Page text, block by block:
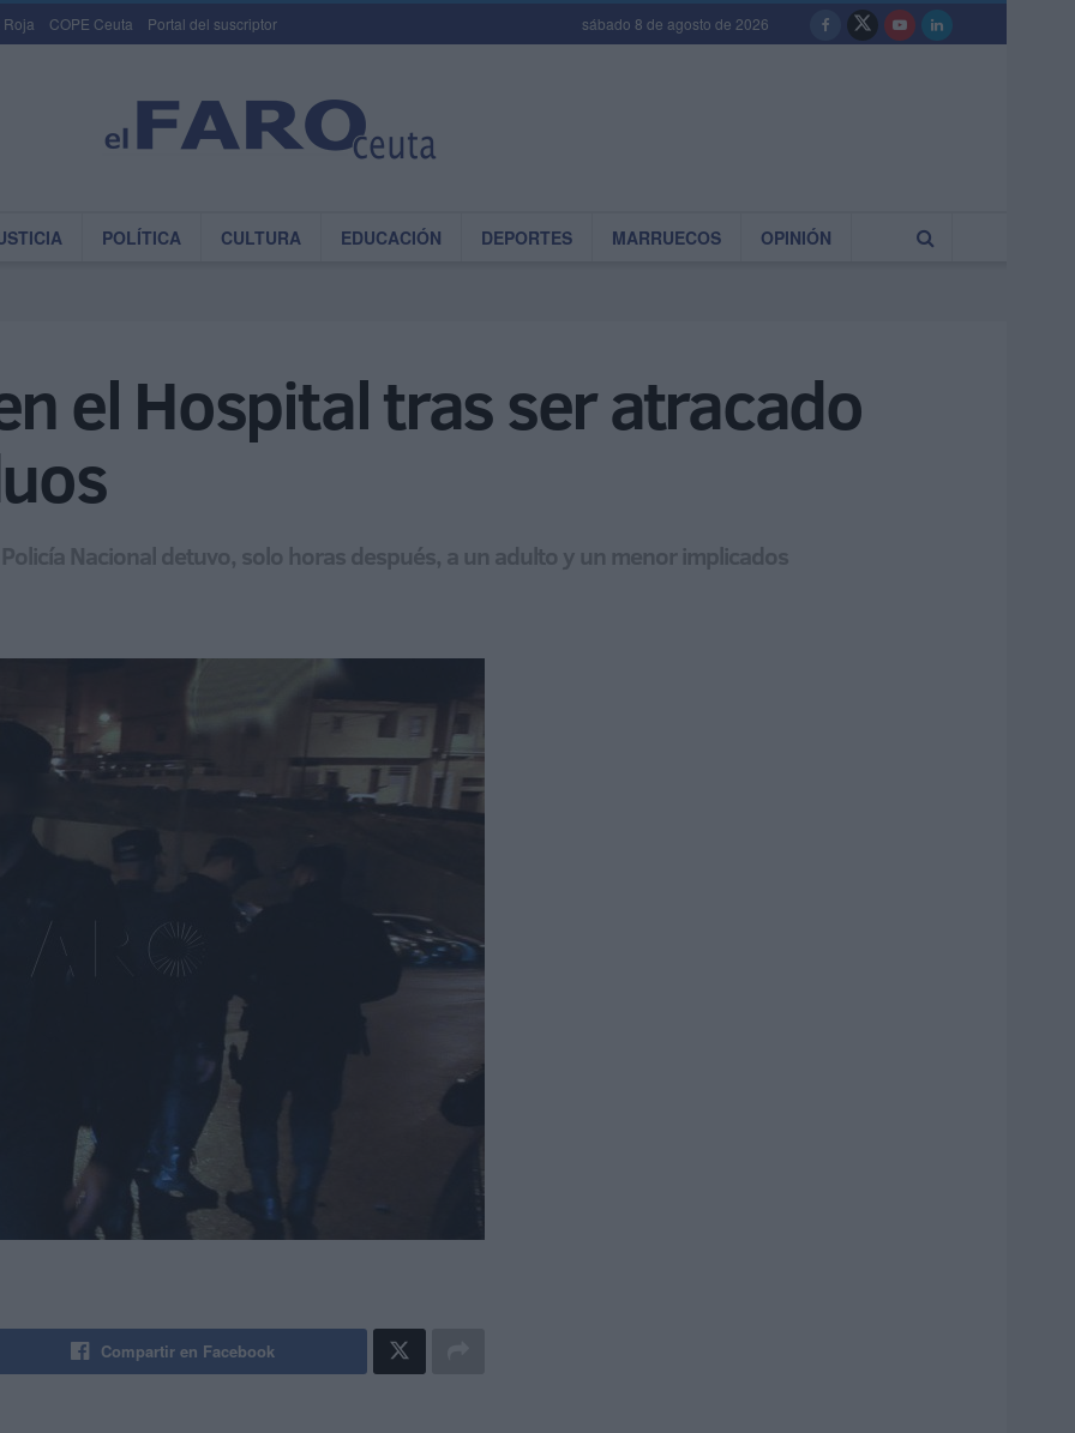
Roja COPE Ceuta Portal del suscriptor sábado 8 de agosto de 2026
POLÍTICA CULTURA EDUCACIÓN DEPORTES MARRUECOS OPINIÓN
el Hospital tras ser atracado
Nacional detuvo, solo horas después, a un adulto y un menor implicados
Compartir en Facebook